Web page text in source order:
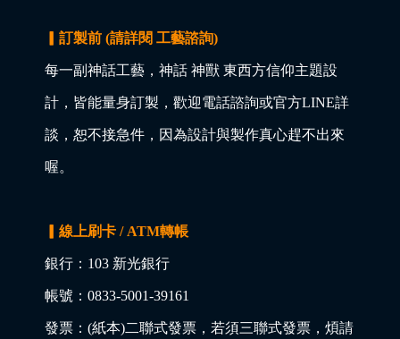
▎訂製前 (請詳閱 工藝諮詢)
每一副神話工藝，神話 神獸 東西方信仰主題設
計，皆能量身訂製，歡迎電話諮詢或官方LINE詳
談，恕不接急件，因為設計與製作真心趕不出來
喔。
▎線上刷卡 / ATM轉帳
銀行：103 新光銀行
帳號：0833-5001-39161
發票：(紙本)二聯式發票，若須三聯式發票，煩請